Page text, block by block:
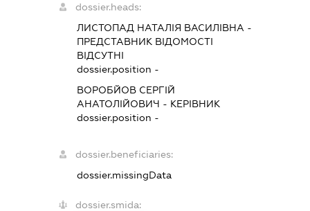
dossier.heads:
ЛИСТОПАД НАТАЛІЯ ВАСИЛІВНА -
ПРЕДСТАВНИК ВІДОМОСТІ
ВІДСУТНІ
dossier.position -
ВОРОБЙОВ СЕРГІЙ
АНАТОЛІЙОВИЧ - КЕРІВНИК
dossier.position -
dossier.beneficiaries:
dossier.missingData
dossier.smida: